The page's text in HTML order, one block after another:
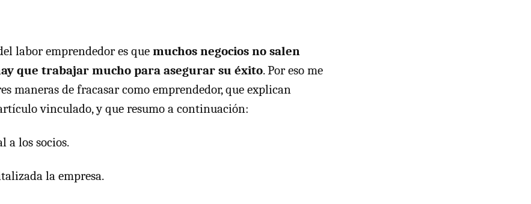
labor emprendedor es que muchos negocios no salen
que trabajar mucho para asegurar su éxito. Por eso me
maneras de fracasar como emprendedor, que explican
vinculado, y que resumo a continuación:
a los socios.
la empresa.